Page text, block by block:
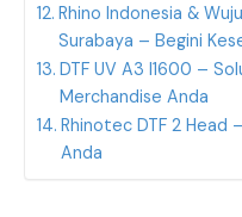
Rhino Indonesia &
Surabaya – Begini
DTF UV A3 I1600 –
Merchandise Anda
Rhinotec DTF 2 Head
Anda